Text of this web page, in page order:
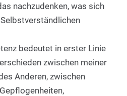
nachzudenken, was sich
bedeutet in erster Linie
zwischen meiner
Anderen, zwischen